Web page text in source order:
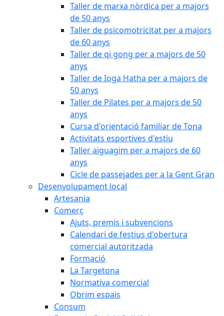
Taller de marxa nòrdica per a majors
de 50 anys
Taller de psicomotricitat per a majors
de 60 anys
Taller de qi gong per a majors de 50
anys
Taller de Ioga Hatha per a majors de
50 anys
Taller de Pilates per a majors de 50
anys
Cursa d'orientació familiar de Tona
Activitats esportives d'estiu
Taller aiguagim per a majors de 60
anys
Cicle de passejades per a la Gent Gran
Desenvolupament local
Artesania
Comerç
Ajuts, premis i subvencions
Calendari de festius d'obertura
comercial autoritzada
Formació
La Targetona
Normativa comercial
Obrim espais
Consum